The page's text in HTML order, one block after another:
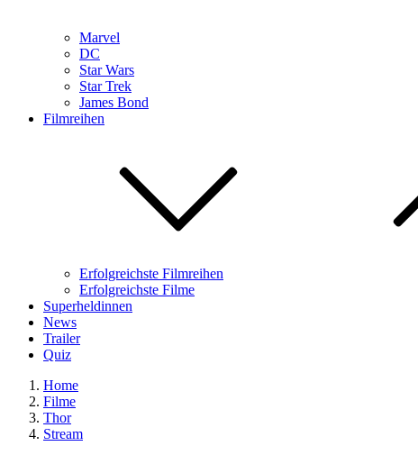
Marvel
DC
Star Wars
Star Trek
James Bond
Filmreihen
Erfolgreichste Filmreihen
Erfolgreichste Filme
Superheldinnen
News
Trailer
Quiz
Home
Filme
Thor
Stream